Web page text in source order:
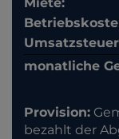
monatliche
Provision:
bezahlt der